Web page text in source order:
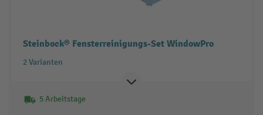
Steinbock® Fensterreinigungs-Set WindowPro
2 Varianten
5 Arbeitstage